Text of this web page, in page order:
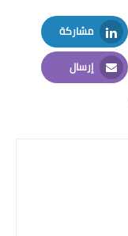
مشاركة
LinkedIn
إرسال
Email